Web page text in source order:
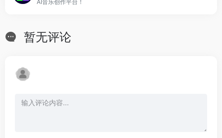
AI音乐创作平台！
暂无评论